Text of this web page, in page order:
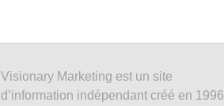
Visionary Marketing est un site
d’information indépendant créé en 1996